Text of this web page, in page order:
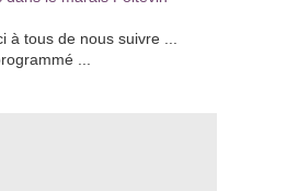
tous de nous suivre ...
...